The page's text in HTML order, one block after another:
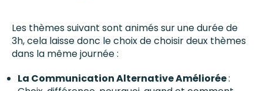
Les thèmes suivant sont animés sur une durée de
3h, cela laisse donc le choix de choisir deux thèmes
dans la même journée :
La Communication Alternative Améliorée: